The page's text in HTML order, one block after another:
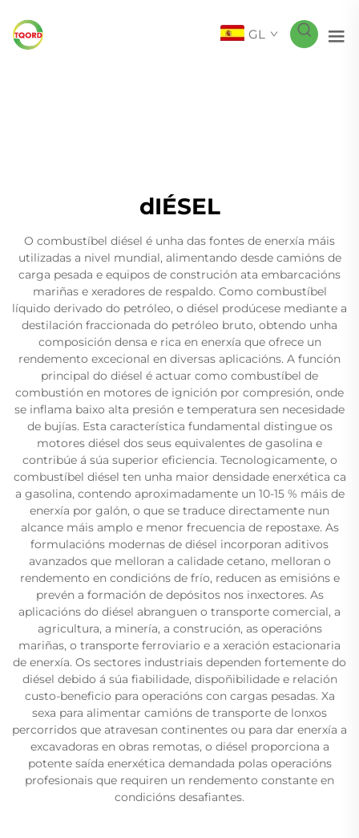
GL
dIÉSEL
O combustíbel diésel é unha das fontes de enerxía máis
utilizadas a nivel mundial, alimentando desde camións de
carga pesada e equipos de construción ata embarcacións
mariñas e xeradores de respaldo. Como combustíbel
líquido derivado do petróleo, o diésel prodúcese mediante a
destilación fraccionada do petróleo bruto, obtendo unha
composición densa e rica en enerxía que ofrece un
rendemento excecional en diversas aplicacións. A función
principal do diésel é actuar como combustíbel de
combustión en motores de ignición por compresión, onde
se inflama baixo alta presión e temperatura sen necesidade
de bujías. Esta característica fundamental distingue os
motores diésel dos seus equivalentes de gasolina e
contribúe á súa superior eficiencia. Tecnologicamente, o
combustíbel diésel ten unha maior densidade enerxética ca
a gasolina, contendo aproximadamente un 10-15 % máis de
enerxía por galón, o que se traduce directamente nun
alcance máis amplo e menor frecuencia de repostaxe. As
formulacións modernas de diésel incorporan aditivos
avanzados que melloran a calidade cetano, melloran o
rendemento en condicións de frío, reducen as emisións e
prevén a formación de depósitos nos inxectores. As
aplicacións do diésel abranguen o transporte comercial, a
agricultura, a minería, a construción, as operacións
mariñas, o transporte ferroviario e a xeración estacionaria
de enerxía. Os sectores industriais dependen fortemente do
diésel debido á súa fiabilidade, dispoñibilidade e relación
custo-beneficio para operacións con cargas pesadas. Xa
sexa para alimentar camións de transporte de lonxos
percorridos que atravesan continentes ou para dar enerxía a
excavadoras en obras remotas, o diésel proporciona a
potente saída enerxética demandada polas operacións
profesionais que requiren un rendemento constante en
condicións desafiantes.